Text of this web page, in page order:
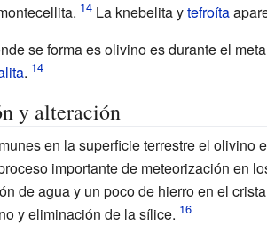
La knebelitaytefroíta
se forma es olivino es durante el
.
y alteración
en la superficie terrestre el olivino
importante de meteorización en
de agua y un poco de hierro en el
y eliminación de la sílice.